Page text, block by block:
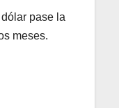
pase la
meses.